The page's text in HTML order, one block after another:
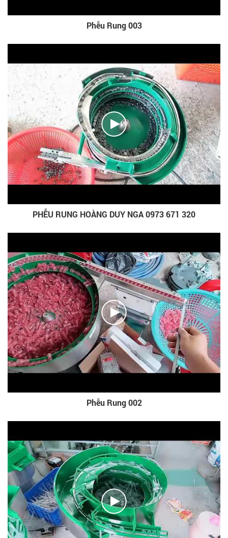
Phễu Rung 003
PHỄU RUNG HOÀNG DUY NGA 0973 671 320
Phễu Rung 002